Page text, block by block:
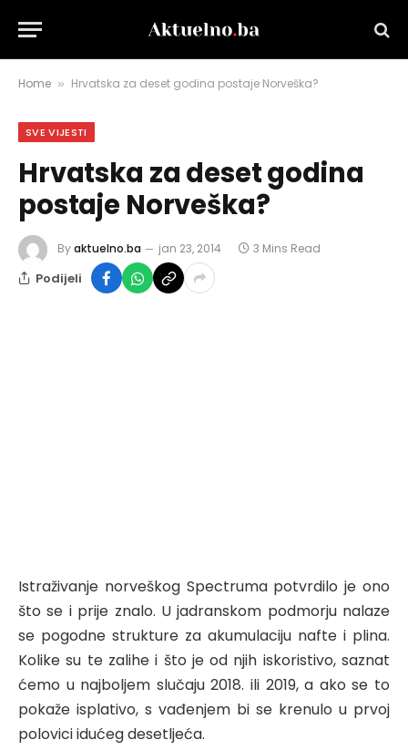
Home » Hrvatska za deset godina postaje Norveška?
SVE VIJESTI
Hrvatska za deset godina
postaje Norveška?
Byaktuelno.ba jan 23, 2014 3 Mins Read
Podijeli
Istraživanje norveškog Spectruma potvrdilo je ono
što se i prije znalo. U jadranskom podmorju nalaze
se pogodne strukture za akumulaciju nafte i plina.
Kolike su te zalihe i što je od njih iskoristivo, saznat
ćemo u najboljem slučaju 2018. ili 2019, a ako se to
pokaže isplativo, s vađenjem bi se krenulo u prvoj
polovici idućeg desetljeća.